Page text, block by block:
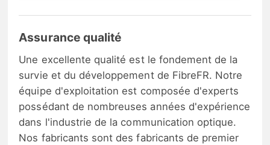
Assurance qualité
Une excellente qualité est le fondement de la
survie et du développement de FibreFR. Notre
équipe d'exploitation est composée d'experts
possédant de nombreuses années d'expérience
dans l'industrie de la communication optique.
Nos fabricants sont des fabricants de premier